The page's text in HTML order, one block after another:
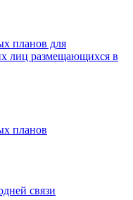
планов для
лиц размещающихся в
планов
связи